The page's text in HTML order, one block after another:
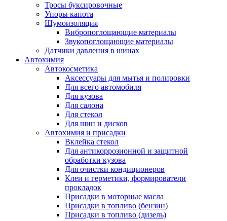
Тросы буксировочные
Упоры капота
Шумоизоляция
Вибропоглощающие материалы
Звукопоглощающие материалы
Датчики давления в шинах
Автохимия
Автокосметика
Аксессуары для мытья и полировки
Для всего автомобиля
Для кузова
Для салона
Для стекол
Для шин и дисков
Автохимия и присадки
Вклейка стекол
Для антикоррозионной и защитной
обработки кузова
Для очистки кондиционеров
Клеи и герметики, формирователи
прокладок
Присадки в моторные масла
Присадки в топливо (бензин)
Присадки в топливо (дизель)